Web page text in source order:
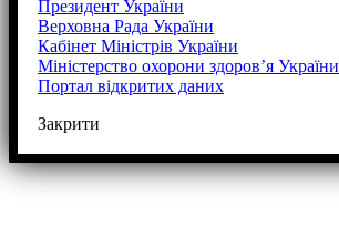
Президент України
Верховна Рада України
Кабінет Міністрів України
Міністерство охорони здоров’я України
Портал відкритих даних
Закрити